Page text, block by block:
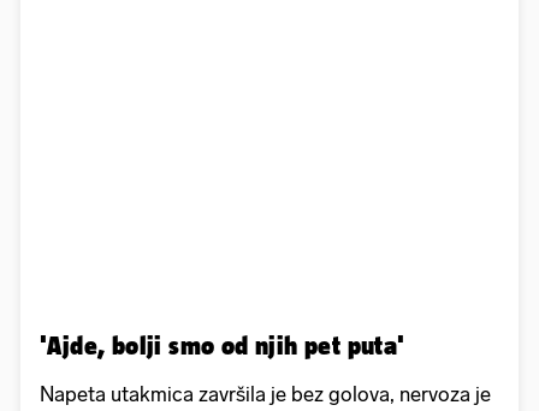
'Ajde, bolji smo od njih pet puta'
Napeta utakmica završila je bez golova, nervoza je